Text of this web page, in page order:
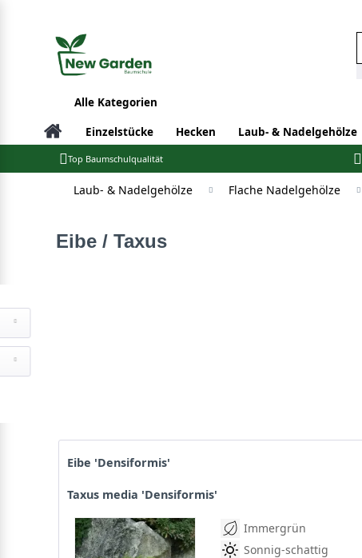
Alle Kategorien
Einzelstücke Hecken Laub- & Nadelgehölze
Top Baumschulqualität
Laub- & Nadelgehölze Flache Nadelgehölze
Eibe / Taxus
Eibe 'Densiformis'
Taxus media 'Densiformis'
Immergrün
Sonnig-schattig